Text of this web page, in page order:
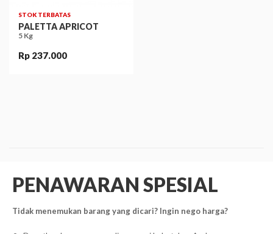
STOK TERBATAS
PALETTA APRICOT
5 Kg
Rp 237.000
PENAWARAN SPESIAL
Tidak menemukan barang yang dicari? Ingin nego harga?